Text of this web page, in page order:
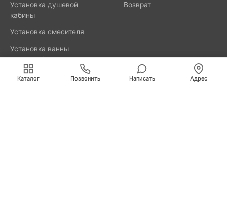
Установка душевой
кабины
Установка смесителя
Установка ванны
акриловой
Возврат
Каталог Позвонить Написать Адрес
Мы используем cookies для быстрой и удобной
работы сайта. Продолжая пользоваться сайтом, вы
принимаете условияобработки персональных данных.